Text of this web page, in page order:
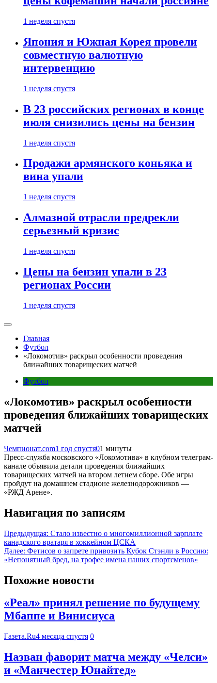
1 неделя спустя
Япония и Южная Корея провели
совместную валютную
интервенцию
1 неделя спустя
В 23 российских регионах в конце
июля снизились цены на бензин
1 неделя спустя
Продажи армянского коньяка и
вина упали
1 неделя спустя
Алмазной отрасли предрекли
серьезный кризис
1 неделя спустя
Цены на бензин упали в 23
регионах России
1 неделя спустя
Главная
Футбол
«Локомотив» раскрыл особенности проведения
ближайших товарищеских матчей
Футбол
«Локомотив» раскрыл особенности
проведения ближайших товарищеских
матчей
Чемпионат.com1 год спустя01 минуты
Пресс-служба московского «Локомотива» в клубном телеграм-
канале объявила детали проведения ближайших
товарищеских матчей на втором летнем сборе. Обе игры
пройдут на домашнем стадионе железнодорожников —
«РЖД Арене».
Навигация по записям
Предыдущая: Стало известно о многомиллионной зарплате
канадского вратаря в хоккейном ЦСКА
Далее: Фетисов о запрете привозить Кубок Стэнли в Россию:
«Непонятный бред, на трофее имена наших спортсменов»
Похожие новости
«Реал» принял решение по будущему
Мбаппе и Винисиуса
Газета.Ru4 месяца спустя 0
Назван фаворит матча между «Челси»
и «Манчестер Юнайтед»